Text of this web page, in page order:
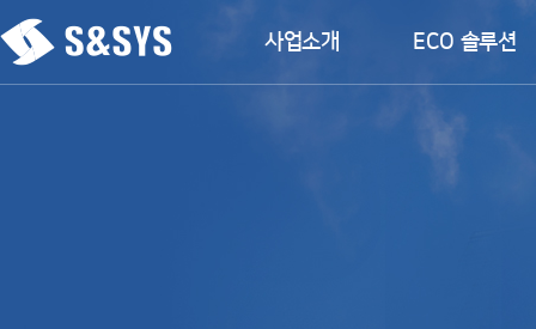
사업소개 ECO 솔루션